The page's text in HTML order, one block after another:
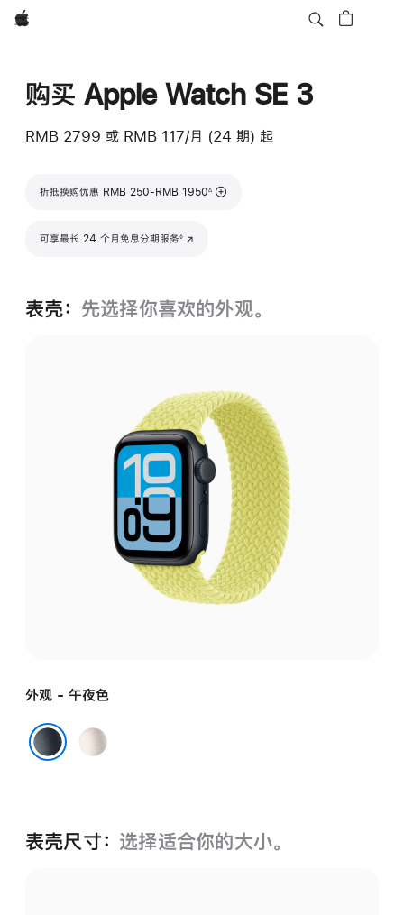
Apple
购买 Apple Watch SE 3
RMB 2799 或 RMB 117/月 (24 期) 起
折抵换购优惠 RMB 250-RMB 1950
脚注
∆
可享最长 24 个月免息分期服务◊
(在新窗口中打开)
表壳： 先选择你喜欢的外观。
外观 - 午夜色
星
表壳尺寸： 选择适合你的大小。